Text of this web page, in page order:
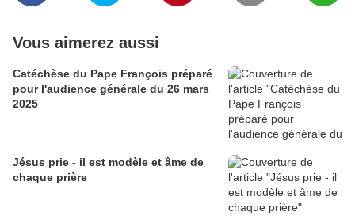
Vous aimerez aussi
Catéchèse du Pape François préparé
pour l'audience générale du 26 mars
2025
Jésus prie - il est modèle et âme de
chaque prière